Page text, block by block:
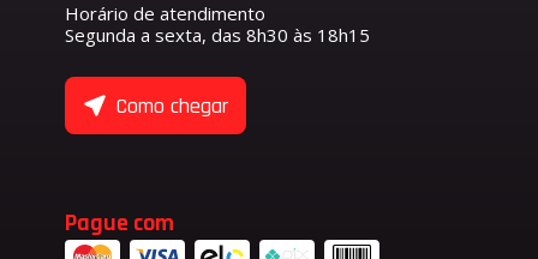
Horário de atendimento
Segunda a sexta, das 8h30 às 18h15
Como chegar
Pague com